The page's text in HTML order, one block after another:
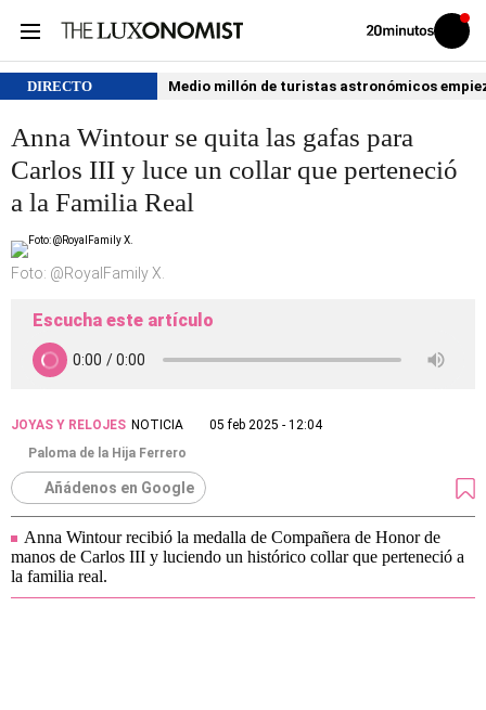
Volver
Iniciar
sesión
DIRECTO Medio millón de turistas astronómicos
Anna Wintour se quita las gafas para
Carlos III y luce un collar que perteneció
a la Familia Real
Foto: @RoyalFamily X.
Escucha este artículo
JOYAS Y RELOJES NOTICIA
05 feb 2025 - 12:04
Paloma de la Hija Ferrero
Añádenos en Google
Anna Wintour recibió la medalla de Compañera de Honor de
manos de Carlos III y luciendo un histórico collar que perteneció a
la familia real.